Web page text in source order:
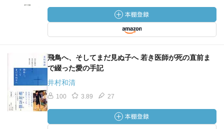
飛鳥へ、そしてまだ見ぬ子へ 若き医師が死の直前ま
で綴った愛の手記
井村和清
100 3.89 27